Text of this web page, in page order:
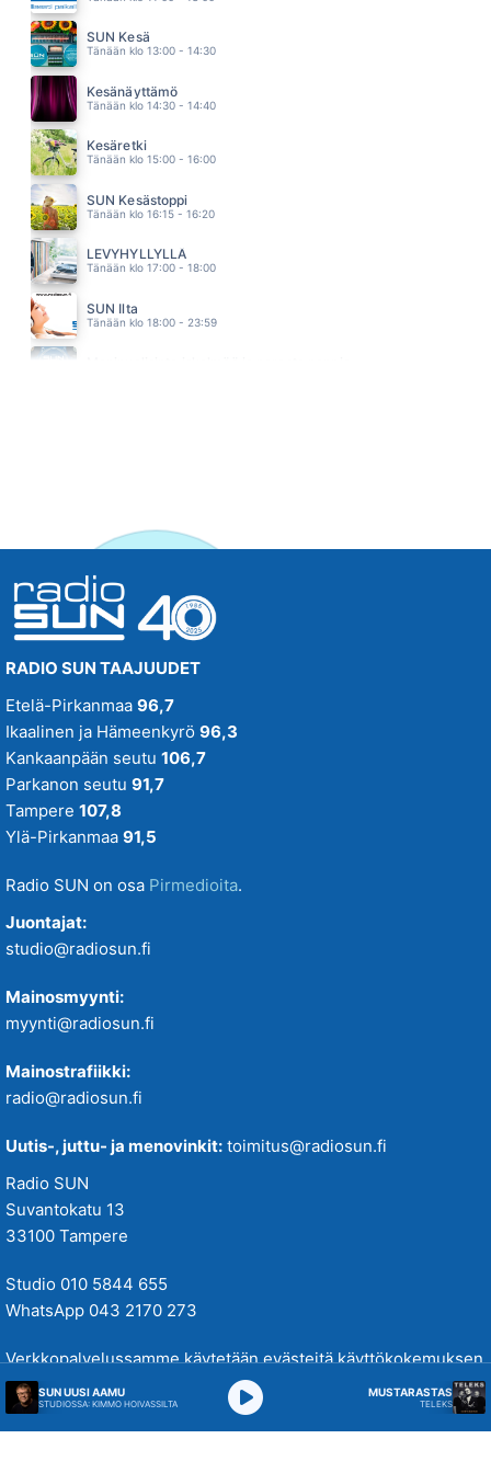
EIJA KANTOLA
02.51
DISCO
02.47
SUN Kesä
Tänään klo 13:00 - 14:30
Kesänäyttämö
Tänään klo 14:30 - 14:40
Kesäretki
Tänään klo 15:00 - 16:00
SUN Kesästoppi
Tänään klo 16:15 - 16:20
LEVYHYLLYLLÄ
Tänään klo 17:00 - 18:00
SUN Ilta
Tänään klo 18:00 - 23:59
RADIO SUN TAAJUUDET
Etelä-Pirkanmaa 96,7
Ikaalinen ja Hämeenkyrö 96,3
Kankaanpään seutu 106,7
Parkanon seutu 91,7
Tampere 107,8
Ylä-Pirkanmaa 91,5
Radio SUN on osa Pirmedioita.
Juontajat:
studio@radiosun.fi
Mainosmyynti:
myynti@radiosun.fi
Mainostrafiikki:
radio@radiosun.fi
Uutis-, juttu- ja menovinkit: toimitus@radiosun.fi
Radio SUN
Suvantokatu 13
33100 Tampere
Studio 010 5844 655
WhatsApp 043 2170 273
Verkkopalvelussamme käytetään evästeitä käyttökokemuksen
parantamiseksi. Tutustu tietosuojakäytäntöihimmetäällä.
SUN UUSI AAMU
STUDIOSSA: KIMMO HOIVASSILTA
MUSTARASTAS
TELEKS